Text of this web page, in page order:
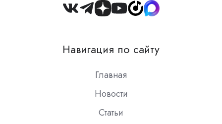
Join
Slack
Навигация по сайту
Главная
Новости
Статьи